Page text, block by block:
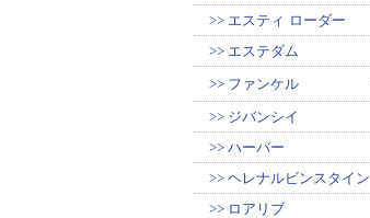
エスティ ローダー
エステダム
ファンケル
ジバンシイ
ハーバー
ヘレナルビンスタイン
ロアリブ